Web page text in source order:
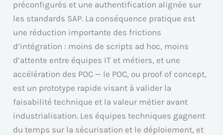
préconfigurés et une authentification alignée sur
les standards SAP. La conséquence pratique est
une réduction importante des frictions
d’intégration : moins de scripts ad hoc, moins
d’attente entre équipes IT et métiers, et une
accélération des POC — le POC, ou proof of concept,
est un prototype rapide visant à valider la
faisabilité technique et la valeur métier avant
industrialisation. Les équipes techniques gagnent
du temps sur la sécurisation et le déploiement, et